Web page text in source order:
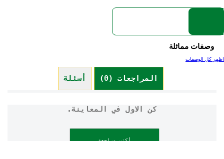
وصفات مماثلة
اظهر كل الوصفات
المراجعات (0) أسئلة (0)
كن الاول في المعاينة.
أكتب مراجعة